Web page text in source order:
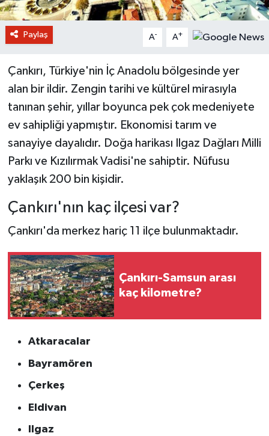
Paylaş A- A+
Çankırı, Türkiye'nin İç Anadolu bölgesinde yer
alan bir ildir. Zengin tarihi ve kültürel mirasıyla
tanınan şehir, yıllar boyunca pek çok medeniyete
ev sahipliği yapmıştır. Ekonomisi tarım ve
sanayiye dayalıdır. Doğa harikası Ilgaz Dağları Milli
Parkı ve Kızılırmak Vadisi'ne sahiptir. Nüfusu
yaklaşık 200 bin kişidir.
Çankırı'nın kaç ilçesi var?
Çankırı'da merkez hariç 11 ilçe bulunmaktadır.
Çankırı-Samsun arası
kaç kilometre?
Atkaracalar
Bayramören
Çerkeş
Eldivan
Ilgaz